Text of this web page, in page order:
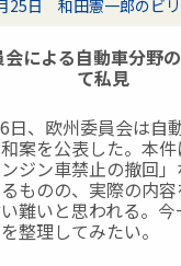
25日 和田憲一郎のビ
会による自動車分野
て私見
日、欧州委員会は自
案を公表した。本
ジン車禁止の撤回
ものの、実際の内
難いと思われる。
整理してみたい。